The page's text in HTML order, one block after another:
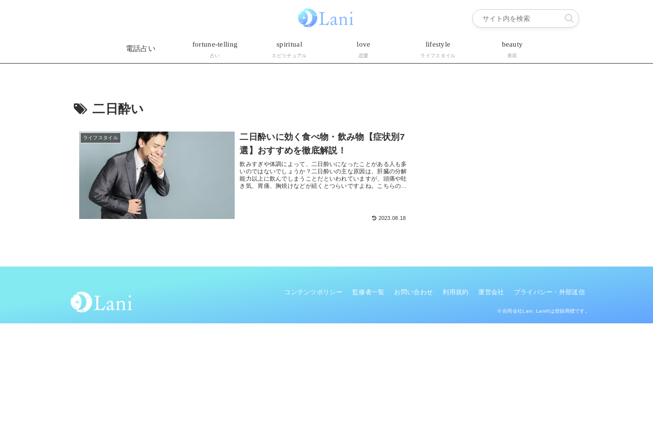
電話占い
fortune-telling
占い
spiritual
スピリチュアル
love
恋愛
lifestyle
ライフスタイル
beauty
美容
二日酔い
ライフスタイル
二日酔いに効く食べ物・飲み物【症状別7
選】おすすめを徹底解説！
飲みすぎや体調によって、二日酔いになったことがある人も多
いのではないでしょうか？二日酔いの主な原因は、肝臓の分解
能力以上に飲んでしまうことだといわれていますが、頭痛や吐
き気、胃痛、胸焼けなどが続くとつらいですよね。こちらの記
2023.08.18
コンテンツポリシー 監修者一覧 お問い合わせ 利用規約 運営会社 プライバシー・外部送信
© 合同会社Lani. Lani®は登録商標です。